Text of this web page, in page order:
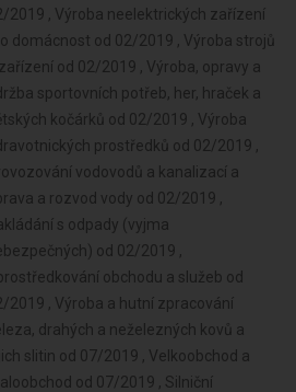
2019 , Výroba neelektrických zařízení
domácnost od 02/2019 , Výroba strojů
od 02/2019 , Výroba, opravy a
sportovních potřeb, her, hraček a
kočárků od 02/2019 , Výroba
prostředků od 02/2019 ,
vodovodů a kanalizací a
a rozvod vody od 02/2019 ,
s odpady (vyjma
od 02/2019 ,
obchodu a služeb od
2019 , Výroba a hutní zpracování
drahých a neželezných kovů a
slitin od 07/2019 , Velkoobchod a
od 07/2019 , Silniční